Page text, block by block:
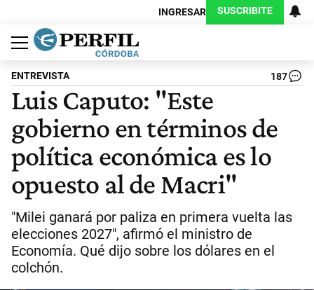
INGRESAR SUSCRIBITE
Política
Economía
Judiciales
Sociedad
Cultura
Espectáculos
Deportes
Protagonistas
ENTREVISTA 187
Luis Caputo: "Este
gobierno en términos de
política económica es lo
opuesto al de Macri"
"Milei ganará por paliza en primera vuelta las
elecciones 2027", afirmó el ministro de
Economía. Qué dijo sobre los dólares en el
colchón.